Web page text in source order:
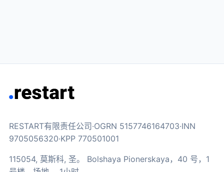
RESTART有限责任公司·OGRN 5157746164703·INN
9705056320·KPP 770501001
115054, 莫斯科, 圣。 Bolshaya Pionerskaya，40 号，1